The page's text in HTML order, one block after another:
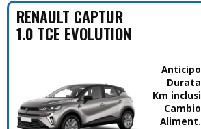
RENAULT CAPTUR
1.0 TCE EVOLUTION
Anticipo
Durata
Km inclusi
Cambio
Alimentazione